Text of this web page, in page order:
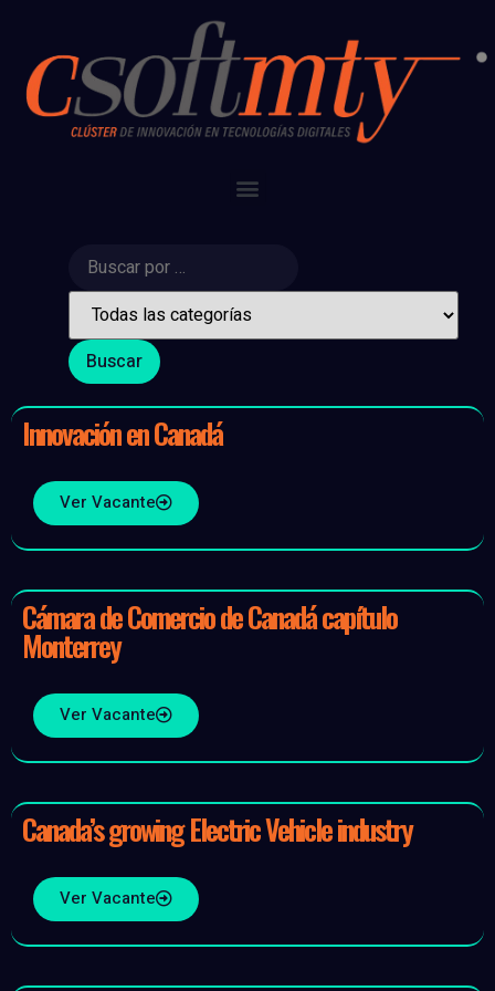
Innovación en Canadá
Ver Vacante
Cámara de Comercio de Canadá capítulo
Monterrey
Ver Vacante
Canada’s growing Electric Vehicle industry
Ver Vacante